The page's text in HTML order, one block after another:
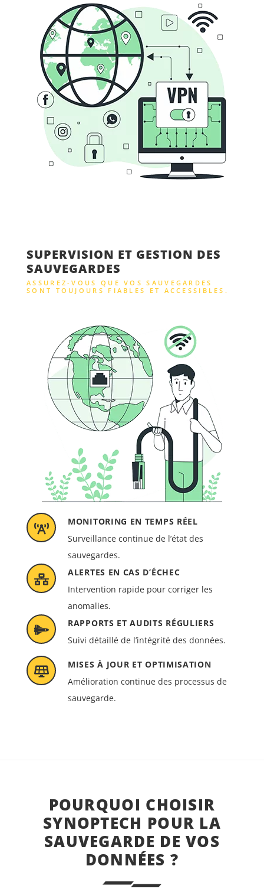
SUPERVISION ET GESTION DES
SAUVEGARDES
ASSUREZ-VOUS QUE VOS SAUVEGARDES
SONT TOUJOURS FIABLES ET ACCESSIBLES.
MONITORING EN TEMPS RÉEL
Surveillance continue de l’état des
sauvegardes.
ALERTES EN CAS D’ÉCHEC
Intervention rapide pour corriger les
anomalies.
RAPPORTS ET AUDITS RÉGULIERS
Suivi détaillé de l’intégrité des données.
MISES À JOUR ET OPTIMISATION
Amélioration continue des processus de
sauvegarde.
POURQUOI CHOISIR
SYNOPTECH POUR LA
SAUVEGARDE DE VOS
DONNÉES ?